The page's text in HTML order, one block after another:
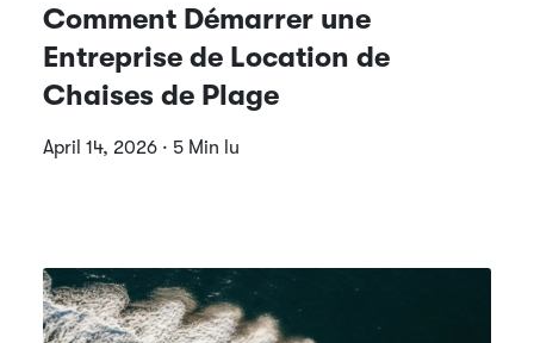
Comment Démarrer une
Entreprise de Location de
Chaises de Plage
April 14, 2026 · 5 Min lu